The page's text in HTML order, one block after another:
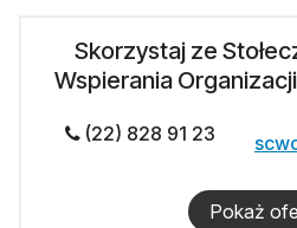
Skorzystaj ze
Wspierania
(22) 828 91 23
Pokaż